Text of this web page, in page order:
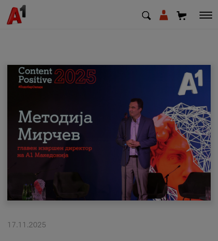
МК EN
Приватни Деловни
Поддршка
Надополни кредит
17.11.2025